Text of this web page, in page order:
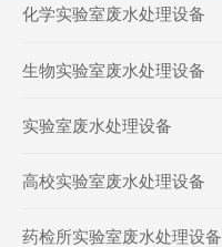
化学实验室废水处理设备
生物实验室废水处理设备
实验室废水处理设备
高校实验室废水处理设备
药检所实验室废水处理设备